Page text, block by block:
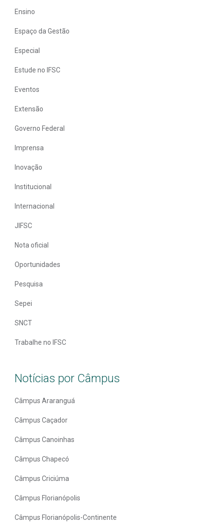
Ensino
Espaço da Gestão
Especial
Estude no IFSC
Eventos
Extensão
Governo Federal
Imprensa
Inovação
Institucional
Internacional
JIFSC
Nota oficial
Oportunidades
Pesquisa
Sepei
SNCT
Trabalhe no IFSC
Notícias por Câmpus
Câmpus Araranguá
Câmpus Caçador
Câmpus Canoinhas
Câmpus Chapecó
Câmpus Criciúma
Câmpus Florianópolis
Câmpus Florianópolis-Continente